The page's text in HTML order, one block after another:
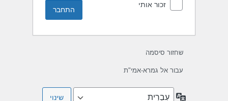
זכור אותי
שחזור סיסמה
עבור אל גמרא-אמי"ת
שפה